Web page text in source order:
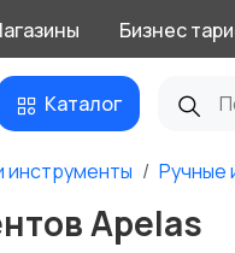
Бизнес
Каталог
Ручные
Apelas